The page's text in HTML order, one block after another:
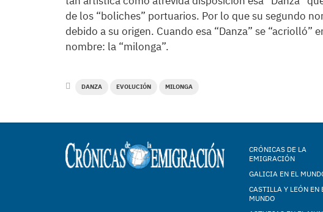
de los “boliches” portuarios. Por lo que su segundo
debido a su origen. Cuando esa “Danza” se “acriolló”
nombre: la “milonga”.
DANZA EVOLUCIÓN MILONGA
CRÓNICAS DE LA
EMIGRACIÓN
GALICIA EN EL
CASTILLA Y LEÓN EN
MUNDO